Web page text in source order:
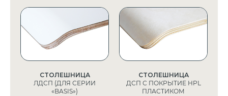
СТОЛЕШНИЦА
ЛДСП (ДЛЯ СЕРИИ
«BASIS»)
СТОЛЕШНИЦА
ДСП С ПОКРЫТИЕ HPL
ПЛАСТИКОМ